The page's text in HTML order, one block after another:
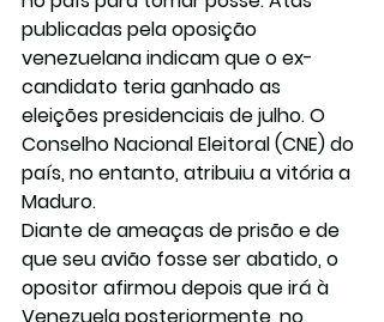
publicadas pela oposição
venezuelana indicam que o ex-
candidato teria ganhado as
eleições presidenciais de julho. O
Conselho Nacional Eleitoral (CNE) do
país, no entanto, atribuiu a vitória a
Maduro.
Diante de ameaças de prisão e de
que seu avião fosse ser abatido, o
opositor afirmou depois que irá à